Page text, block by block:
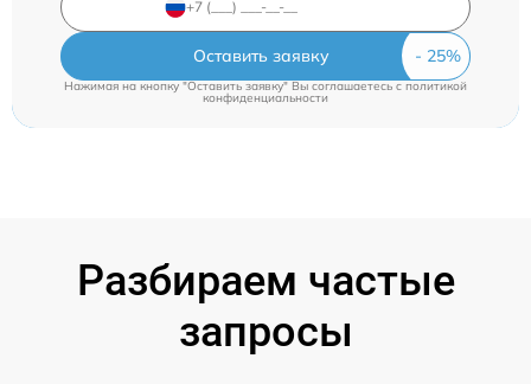
Оставить заявку
Нажимая на кнопку "Оставить заявку" Вы соглашаетесь cполитикой
конфиденциальности
Разбираем частые
запросы